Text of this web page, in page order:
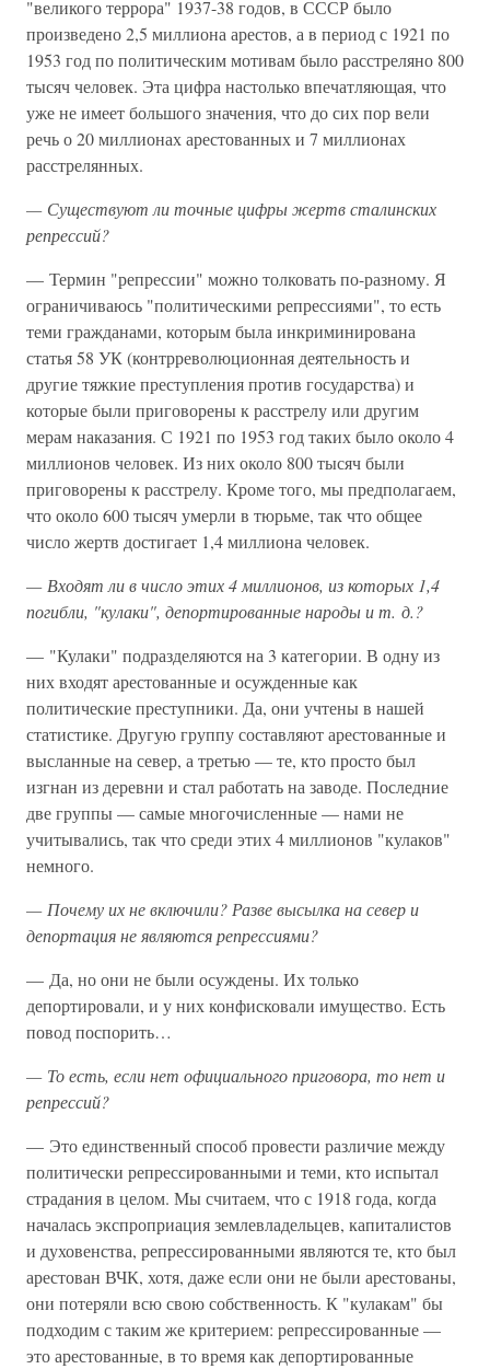
"великого террора" 1937-38 годов, в СССР было
произведено 2,5 миллиона арестов, а в период с 1921 по
1953 год по политическим мотивам было расстреляно 800
тысяч человек. Эта цифра настолько впечатляющая, что
уже не имеет большого значения, что до сих пор вели
речь о 20 миллионах арестованных и 7 миллионах
расстрелянных.
— Существуют ли точные цифры жертв сталинских
репрессий?
— Термин "репрессии" можно толковать по-разному. Я
ограничиваюсь "политическими репрессиями", то есть
теми гражданами, которым была инкриминирована
статья 58 УК (контрреволюционная деятельность и
другие тяжкие преступления против государства) и
которые были приговорены к расстрелу или другим
мерам наказания. С 1921 по 1953 год таких было около 4
миллионов человек. Из них около 800 тысяч были
приговорены к расстрелу. Кроме того, мы предполагаем,
что около 600 тысяч умерли в тюрьме, так что общее
число жертв достигает 1,4 миллиона человек.
— Входят ли в число этих 4 миллионов, из которых 1,4
погибли, "кулаки", депортированные народы и т. д.?
— "Кулаки" подразделяются на 3 категории. В одну из
них входят арестованные и осужденные как
политические преступники. Да, они учтены в нашей
статистике. Другую группу составляют арестованные и
высланные на север, а третью — те, кто просто был
изгнан из деревни и стал работать на заводе. Последние
две группы — самые многочисленные — нами не
учитывались, так что среди этих 4 миллионов "кулаков"
немного.
— Почему их не включили? Разве высылка на север и
депортация не являются репрессиями?
— Да, но они не были осуждены. Их только
депортировали, и у них конфисковали имущество. Есть
повод поспорить…
— То есть, если нет официального приговора, то нет и
репрессий?
— Это единственный способ провести различие между
политически репрессированными и теми, кто испытал
страдания в целом. Мы считаем, что с 1918 года, когда
началась экспроприация землевладельцев, капиталистов
и духовенства, репрессированными являются те, кто был
арестован ВЧК, хотя, даже если они не были арестованы,
они потеряли всю свою собственность. К "кулакам" бы
подходим с таким же критерием: репрессированные —
это арестованные, в то время как депортированные